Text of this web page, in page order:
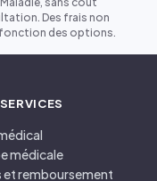
Des frais non
fonction des options.
médicale
et remboursement